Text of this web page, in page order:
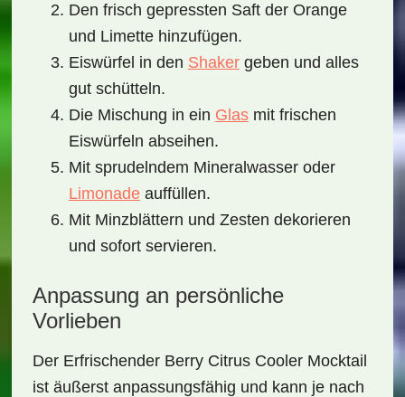
Den frisch gepressten Saft der Orange
und Limette hinzufügen.
Eiswürfel in den Shakergeben und alles
gut schütteln.
Die Mischung in ein Glasmit frischen
Eiswürfeln abseihen.
Mit sprudelndem Mineralwasser oder
Limonadeauffüllen.
Mit Minzblättern und Zesten dekorieren
und sofort servieren.
Anpassung an persönliche
Vorlieben
Der Erfrischender Berry Citrus Cooler Mocktail
ist äußerst anpassungsfähig und kann je nach